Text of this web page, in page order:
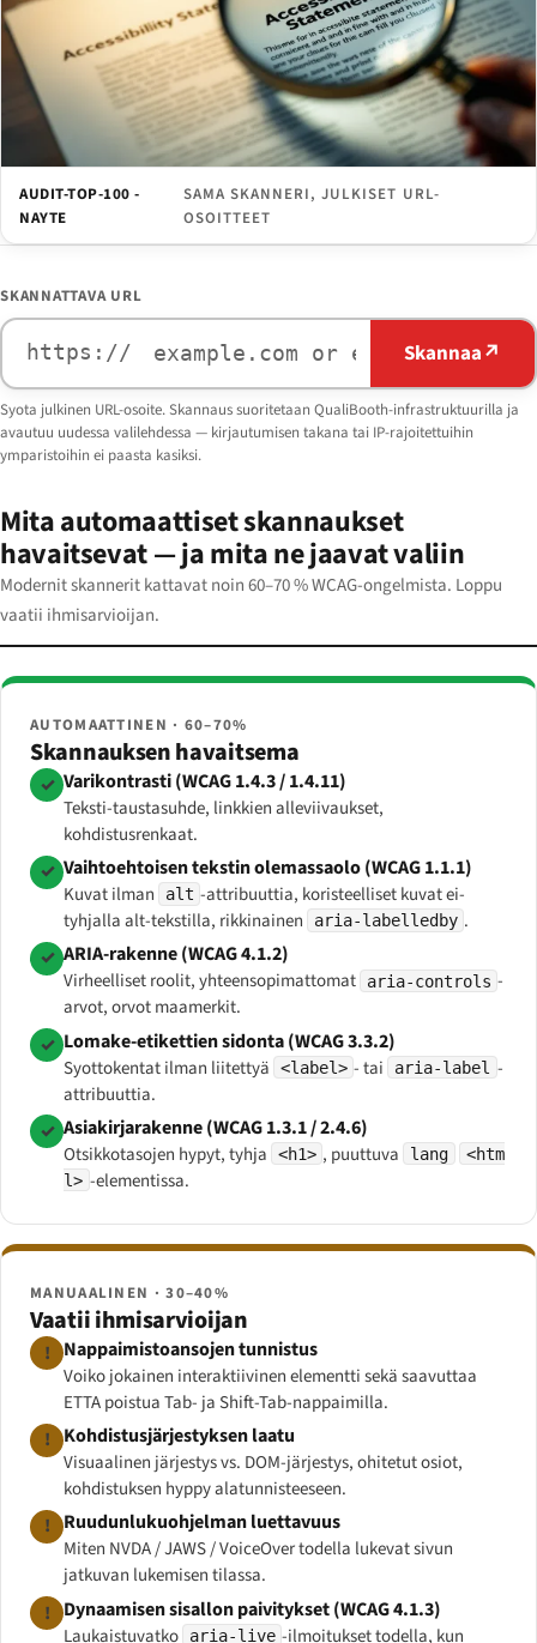
AUDIT-TOP-100 -
NAYTE
SAMA SKANNERI, JULKISET URL-
OSOITTEET
SKANNATTAVA URL
https:// Skannaa↗
Syota julkinen URL-osoite. Skannaus suoritetaan QualiBooth-infrastruktuurilla ja
avautuu uudessa valilehdessa — kirjautumisen takana tai IP-rajoitettuihin
ymparistoihin ei paasta kasiksi.
Mita automaattiset skannaukset
havaitsevat — ja mita ne jaavat valiin
Modernit skannerit kattavat noin 60–70 % WCAG-ongelmista. Loppu
vaatii ihmisarvioijan.
AUTOMAATTINEN · 60–70%
Skannauksen havaitsema
✓ Varikontrasti (WCAG 1.4.3 / 1.4.11)
Teksti-taustasuhde, linkkien alleviivaukset,
kohdistusrenkaat.
✓ Vaihtoehtoisen tekstin olemassaolo (WCAG 1.1.1)
Kuvat ilman alt -attribuuttia, koristeelliset kuvat ei-
tyhjalla alt-tekstilla, rikkinainen
aria-labelledby .
✓ ARIA-rakenne (WCAG 4.1.2)
Virheelliset roolit, yhteensopimattomat aria-controls -
arvot, orvot maamerkit.
✓ Lomake-etikettien sidonta (WCAG 3.3.2)
Syottokentat ilman liitettyä <label> - tai aria-label -
attribuuttia.
✓ Asiakirjarakenne (WCAG 1.3.1 / 2.4.6)
Otsikkotasojen hypyt, tyhja <h1> , puuttuva lang
<htm
l> -elementissa.
MANUAALINEN · 30–40%
Vaatii ihmisarvioijan
! Nappaimistoansojen tunnistus
Voiko jokainen interaktiivinen elementti sekä saavuttaa
ETTA poistua Tab- ja Shift-Tab-nappaimilla.
! Kohdistusjärjestyksen laatu
Visuaalinen järjestys vs. DOM-järjestys, ohitetut osiot,
kohdistuksen hyppy alatunnisteeseen.
! Ruudunlukuohjelman luettavuus
Miten NVDA / JAWS / VoiceOver todella lukevat sivun
jatkuvan lukemisen tilassa.
! Dynaamisen sisallon paivitykset (WCAG 4.1.3)
Laukaistuvatko aria-live -ilmoitukset todella, kun